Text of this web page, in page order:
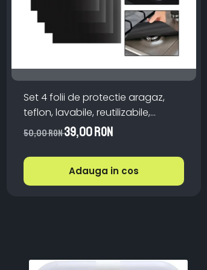
Set 4 folii de protectie aragaz,
teflon, lavabile, reutilizabile,
Negru/Gri
50,00 RON39,00 RON
Adauga in cos